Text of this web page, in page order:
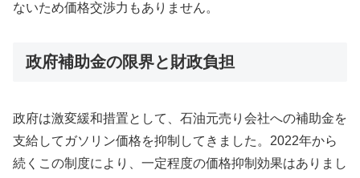
ないため価格交渉力もありません。
政府補助金の限界と財政負担
政府は激変緩和措置として、石油元売り会社への補助金を
支給してガソリン価格を抑制してきました。2022年から
続くこの制度により、一定程度の価格抑制効果はありまし